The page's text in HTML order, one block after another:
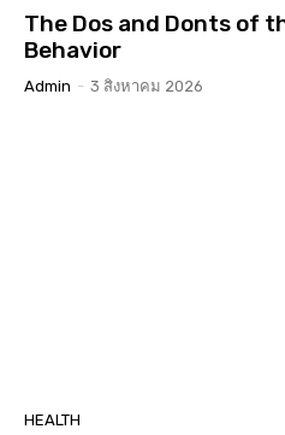
The Dos and Donts of
Behavior
Admin - 3 สิงหาคม 2026
HEALTH